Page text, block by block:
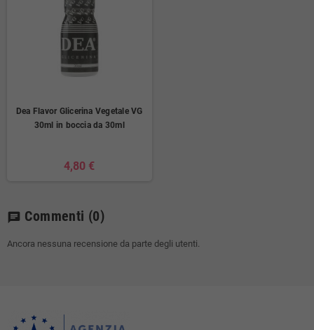
Dea Flavor Glicerina Vegetale VG
30ml in boccia da 30ml
4,80 €
chat Commenti (0)
Ancora nessuna recensione da parte degli utenti.